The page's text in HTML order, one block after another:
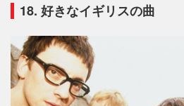
18. 好きなイギリスの曲